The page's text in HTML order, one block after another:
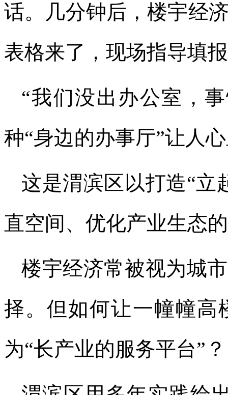
话。几分钟后，楼宇经
表格来了，现场指导填
“我们没出办公室，
种“身边的办事厅”让人
这是渭滨区以打造“立
直空间、优化产业生态
楼宇经济常被视为城市
择。但如何让一幢幢高
为“长产业的服务平台”？